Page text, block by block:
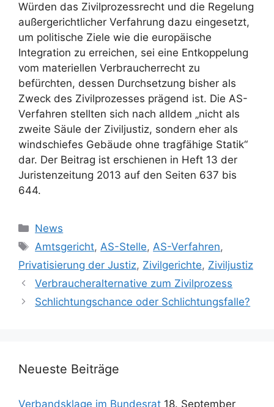
Würden das Zivilprozessrecht und die Regelung
außergerichtlicher Verfahrung dazu eingesetzt,
um politische Ziele wie die europäische
Integration zu erreichen, sei eine Entkoppelung
vom materiellen Verbraucherrecht zu
befürchten, dessen Durchsetzung bisher als
Zweck des Zivilprozesses prägend ist. Die AS-
Verfahren stellten sich nach alldem „nicht als
zweite Säule der Ziviljustiz, sondern eher als
windschiefes Gebäude ohne tragfähige Statik“
dar. Der Beitrag ist erschienen in Heft 13 der
Juristenzeitung 2013 auf den Seiten 637 bis
644.
Kategorien
News
Schlagwörter
Amtsgericht,AS-Stelle,AS-Verfahren,
Privatisierung der Justiz, Zivilgerichte, Ziviljustiz
Verbraucheralternative zum Zivilprozess
Schlichtungschance oder Schlichtungsfalle?
Neueste Beiträge
Verbandsklage im Bundesrat 18. September